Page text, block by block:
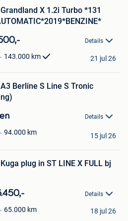
X 1.2i Turbo *131
Details
143.000 km 21 jul 26
Berline S Line S Tronic
Details
94.000 km 15 jul 26
plug in ST LINE X FULL bj
Details
65.000 km 18 jul 26